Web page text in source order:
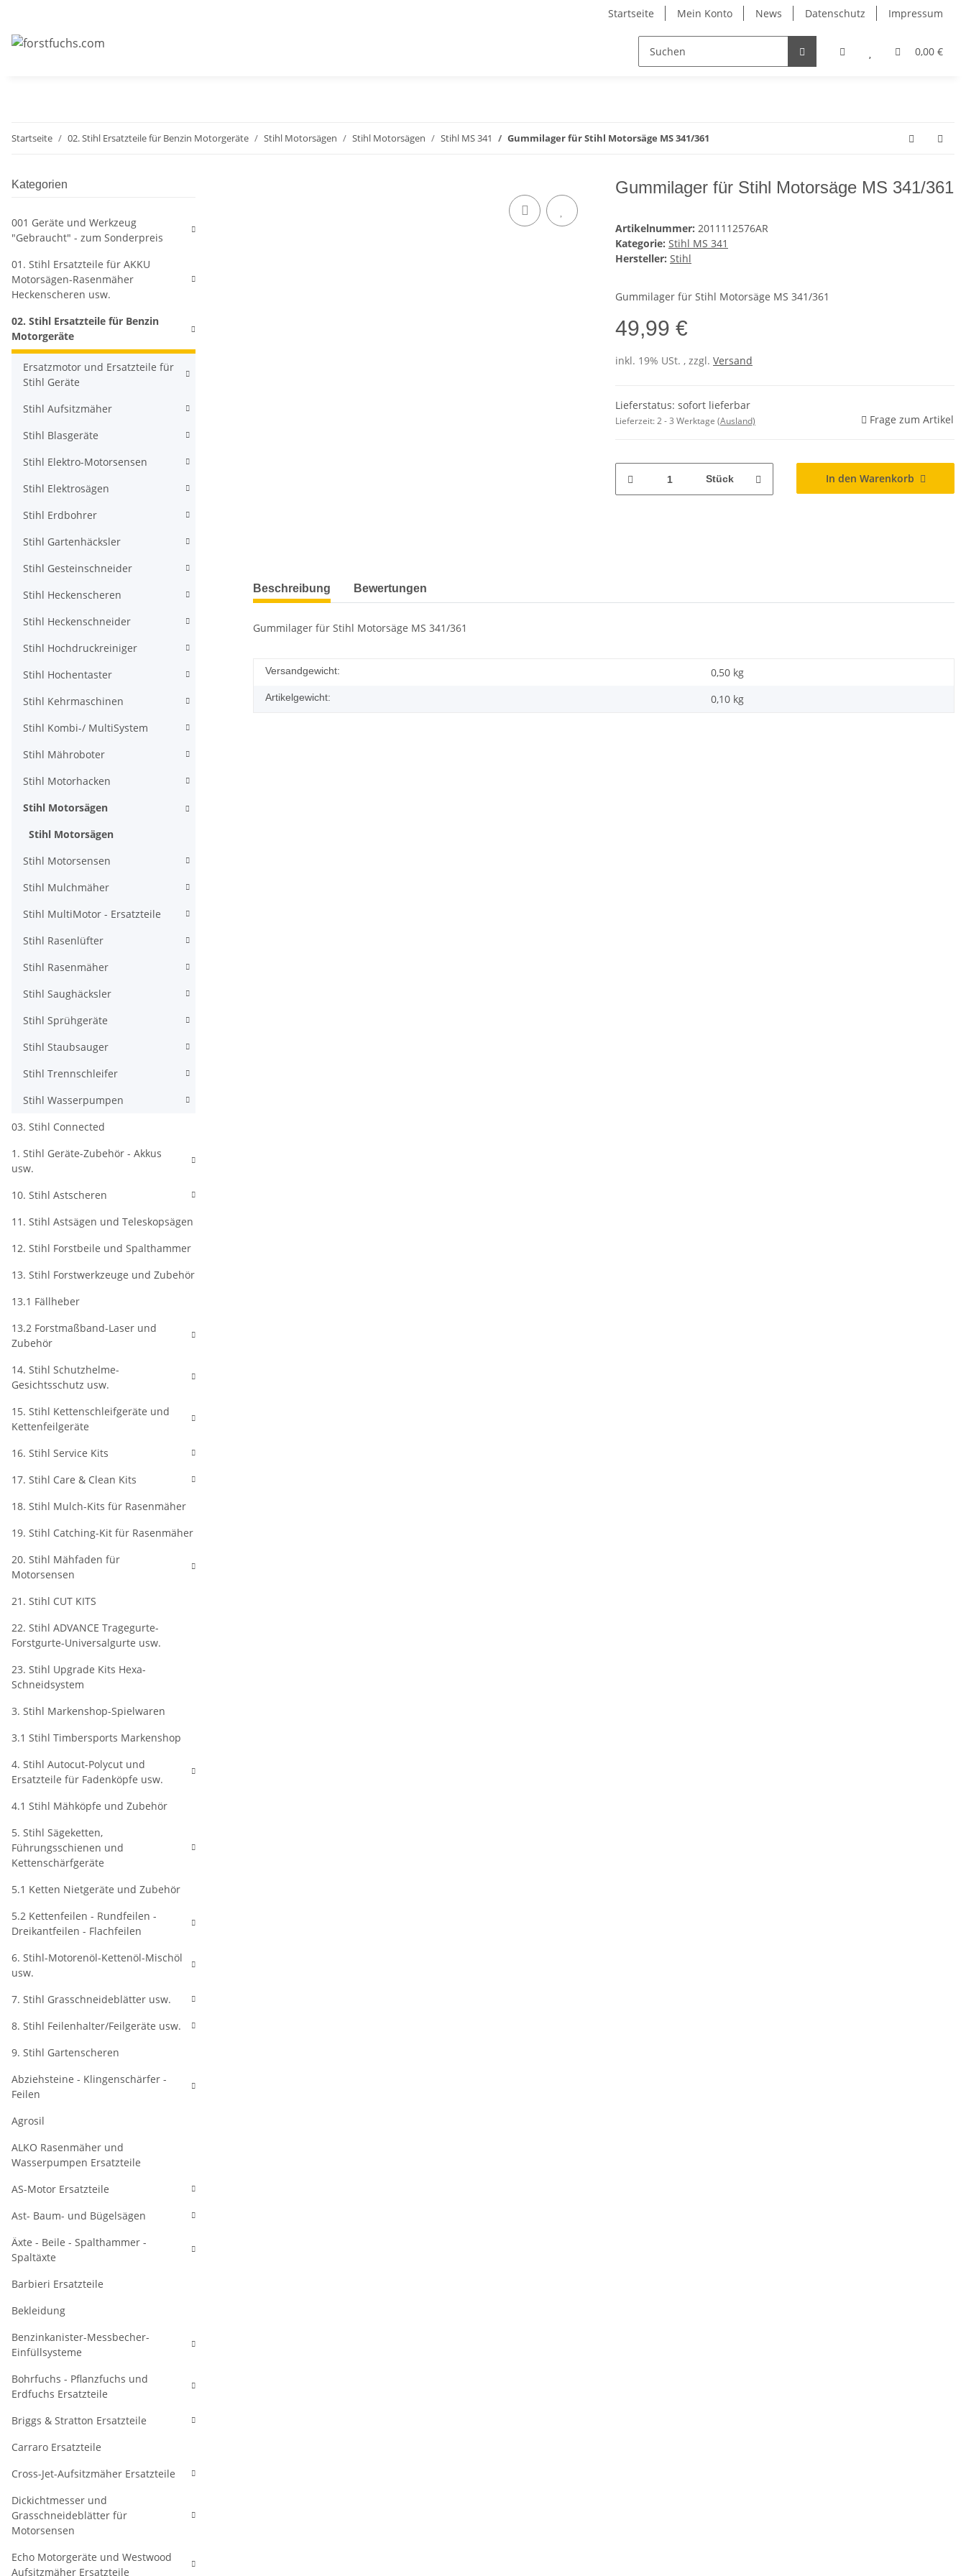
Startseite Mein Konto News Datenschutz Impressum
0,00 €
Startseite 02. Stihl Ersatzteile für Benzin Motorgeräte Stihl Motorsägen Stihl Motorsägen Stihl MS 341 Gummilager für Stihl Motorsäge MS 341/361
Gummilager für Stihl Motorsäge MS 341/361
Artikelnummer: 2011112576AR
Kategorie: Stihl MS 341
Hersteller: Stihl
Gummilager für Stihl Motorsäge MS 341/361
49,99 €
inkl. 19% USt. , zzgl. Versand
Lieferstatus: sofort lieferbar
Lieferzeit:2 - 3 Werktage (Ausland) Frage zum Artikel
Stück In den Warenkorb
Beschreibung Bewertungen
Gummilager für Stihl Motorsäge MS 341/361
Versandgewicht: 0,50 kg
Artikelgewicht: 0,10 kg
Kategorien
001 Geräte und Werkzeug
"Gebraucht" - zum Sonderpreis
01. Stihl Ersatzteile für AKKU
Motorsägen-Rasenmäher
Heckenscheren usw.
02. Stihl Ersatzteile für Benzin
Motorgeräte
Ersatzmotor und Ersatzteile für
Stihl Geräte
Stihl Aufsitzmäher
Stihl Blasgeräte
Stihl Elektro-Motorsensen
Stihl Elektrosägen
Stihl Erdbohrer
Stihl Gartenhäcksler
Stihl Gesteinschneider
Stihl Heckenscheren
Stihl Heckenschneider
Stihl Hochdruckreiniger
Stihl Hochentaster
Stihl Kehrmaschinen
Stihl Kombi-/ MultiSystem
Stihl Mähroboter
Stihl Motorhacken
Stihl Motorsägen
Stihl Motorsägen
Stihl Motorsensen
Stihl Mulchmäher
Stihl MultiMotor - Ersatzteile
Stihl Rasenlüfter
Stihl Rasenmäher
Stihl Saughäcksler
Stihl Sprühgeräte
Stihl Staubsauger
Stihl Trennschleifer
Stihl Wasserpumpen
03. Stihl Connected
1. Stihl Geräte-Zubehör - Akkus
usw.
10. Stihl Astscheren
11. Stihl Astsägen und Teleskopsägen
12. Stihl Forstbeile und Spalthammer
13. Stihl Forstwerkzeuge und Zubehör
13.1 Fällheber
13.2 Forstmaßband-Laser und
Zubehör
14. Stihl Schutzhelme-
Gesichtsschutz usw.
15. Stihl Kettenschleifgeräte und
Kettenfeilgeräte
16. Stihl Service Kits
17. Stihl Care & Clean Kits
18. Stihl Mulch-Kits für Rasenmäher
19. Stihl Catching-Kit für Rasenmäher
20. Stihl Mähfaden für
Motorsensen
21. Stihl CUT KITS
22. Stihl ADVANCE Tragegurte-
Forstgurte-Universalgurte usw.
23. Stihl Upgrade Kits Hexa-
Schneidsystem
3. Stihl Markenshop-Spielwaren
3.1 Stihl Timbersports Markenshop
4. Stihl Autocut-Polycut und
Ersatzteile für Fadenköpfe usw.
4.1 Stihl Mähköpfe und Zubehör
5. Stihl Sägeketten,
Führungsschienen und
Kettenschärfgeräte
5.1 Ketten Nietgeräte und Zubehör
5.2 Kettenfeilen - Rundfeilen -
Dreikantfeilen - Flachfeilen
6. Stihl-Motorenöl-Kettenöl-Mischöl
usw.
7. Stihl Grasschneideblätter usw.
8. Stihl Feilenhalter/Feilgeräte usw.
9. Stihl Gartenscheren
Abziehsteine - Klingenschärfer -
Feilen
Agrosil
ALKO Rasenmäher und
Wasserpumpen Ersatzteile
AS-Motor Ersatzteile
Ast- Baum- und Bügelsägen
Äxte - Beile - Spalthammer -
Spaltäxte
Barbieri Ersatzteile
Bekleidung
Benzinkanister-Messbecher-
Einfüllsysteme
Bohrfuchs - Pflanzfuchs und
Erdfuchs Ersatzteile
Briggs & Stratton Ersatzteile
Carraro Ersatzteile
Cross-Jet-Aufsitzmäher Ersatzteile
Dickichtmesser und
Grasschneideblätter für
Motorsensen
Echo Motorgeräte und Westwood
Aufsitzmäher Ersatzteile